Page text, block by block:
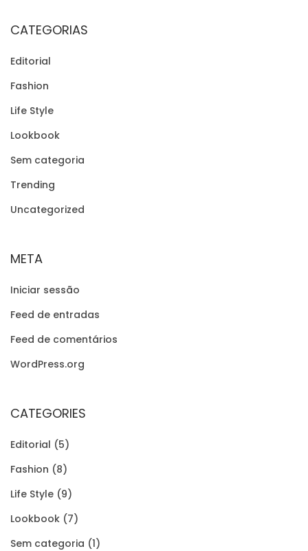
CATEGORIAS
Editorial
Fashion
Life Style
Lookbook
Sem categoria
Trending
Uncategorized
META
Iniciar sessão
Feed de entradas
Feed de comentários
WordPress.org
CATEGORIES
Editorial (5)
Fashion (8)
Life Style (9)
Lookbook (7)
Sem categoria (1)